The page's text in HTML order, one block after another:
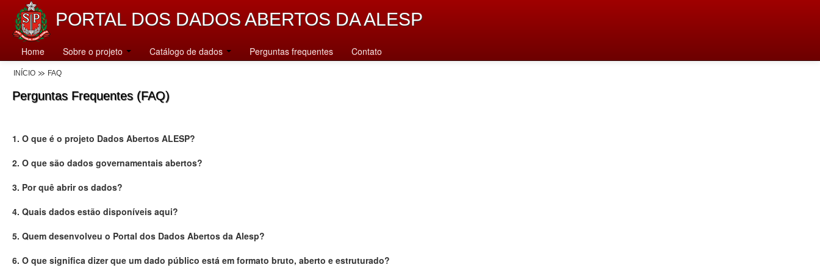
PORTAL DOS DADOS ABERTOS DA ALESP
Home Sobre o projeto Catálogo de dados Perguntas frequentes Contato
INÍCIO FAQ
Perguntas Frequentes (FAQ)
1. O que é o projeto Dados Abertos ALESP?
2. O que são dados governamentais abertos?
3. Por quê abrir os dados?
4. Quais dados estão disponíveis aqui?
5. Quem desenvolveu o Portal dos Dados Abertos da Alesp?
6. O que significa dizer que um dado público está em formato bruto, aberto e estruturado?